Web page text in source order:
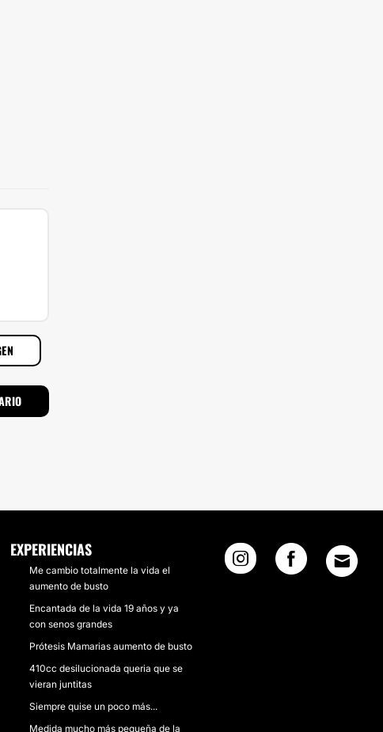
EXPERIENCIAS
Me cambio totalmente la vida el
aumento de busto
Encantada de la vida 19 años y ya
con senos grandes
Prótesis Mamarias aumento de busto
410cc desilucionada queria que se
vieran juntitas
Siempre quise un poco más...
Medida mucho más pequeña de la